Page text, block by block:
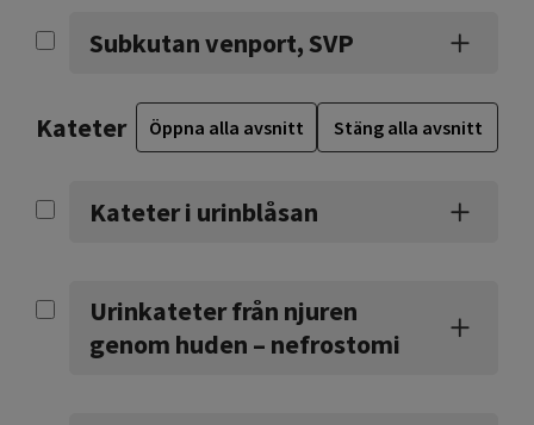
Subkutan venport, SVP
Kateter Öppna alla avsnitt Stäng alla avsnitt
Kateter i urinblåsan
Urinkateter från njuren
genom huden – nefrostomi